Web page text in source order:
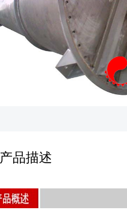
产品描述